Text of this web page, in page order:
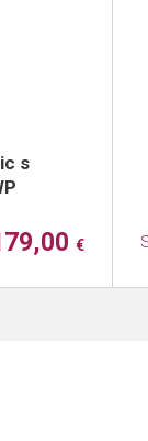
s
€